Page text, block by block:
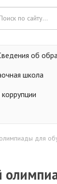
об
школа
для